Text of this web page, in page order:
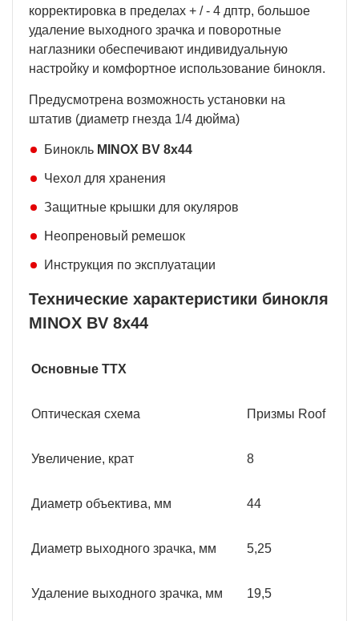
корректировка в пределах + / - 4 дптр, большое
удаление выходного зрачка и поворотные
наглазники обеспечивают индивидуальную
настройку и комфортное использование бинокля.
Предусмотрена возможность установки на
штатив (диаметр гнезда 1/4 дюйма)
Бинокль MINOX BV 8x44
Чехол для хранения
Защитные крышки для окуляров
Неопреновый ремешок
Инструкция по эксплуатации
Технические характеристики бинокля
MINOX BV 8x44
Основные ТТХ
Оптическая схема Призмы Roof
Увеличение, крат 8
Диаметр объектива, мм 44
Диаметр выходного зрачка, мм 5,25
Удаление выходного зрачка, мм 19,5